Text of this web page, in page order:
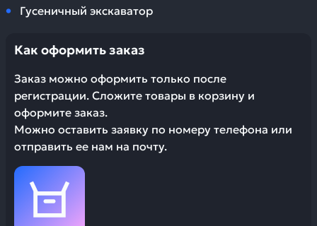
Гусеничный экскаватор
Как оформить заказ
Заказ можно оформить только после
регистрации. Сложите товары в корзину и
оформите заказ.
Можно оставить заявку по номеру телефона или
отправить ее нам на почту.